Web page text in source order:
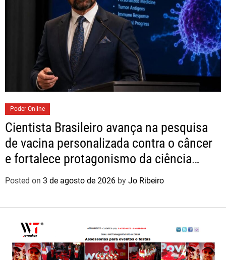
Poder Online
Cientista Brasileiro avança na pesquisa
de vacina personalizada contra o câncer
e fortalece protagonismo da ciência
nacional
Posted on 3 de agosto de 2026 by Jo Ribeiro